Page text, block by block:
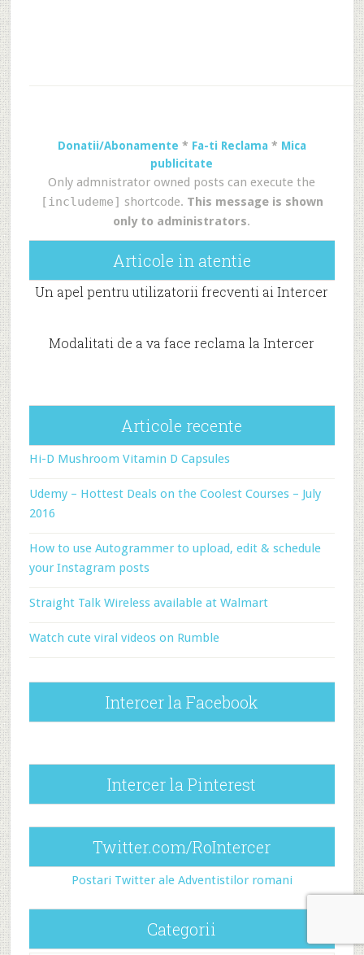
Donatii/Abonamente * Fa-ti Reclama * Mica
publicitate
Only admnistrator owned posts can execute the
[includeme] shortcode. This message is shown
only to administrators.
Articole in atentie
Un apel pentru utilizatorii frecventi ai Intercer
Modalitati de a va face reclama la Intercer
Articole recente
Hi-D Mushroom Vitamin D Capsules
Udemy – Hottest Deals on the Coolest Courses – July
2016
How to use Autogrammer to upload, edit & schedule
your Instagram posts
Straight Talk Wireless available at Walmart
Watch cute viral videos on Rumble
Intercer la Facebook
Intercer la Pinterest
Twitter.com/RoIntercer
Postari Twitter ale Adventistilor romani
Categorii